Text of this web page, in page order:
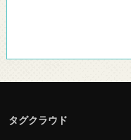
タグクラウド